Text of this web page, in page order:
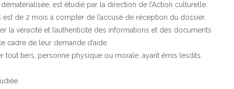
est étudié par la direction de l’Action culturelle.
de 2 mois à compter de l’accusé de réception du dossier.
la véracité et l’authenticité des informations et des documents
cadre de leur demande d’aide.
tout tiers, personne physique ou morale, ayant émis lesdits